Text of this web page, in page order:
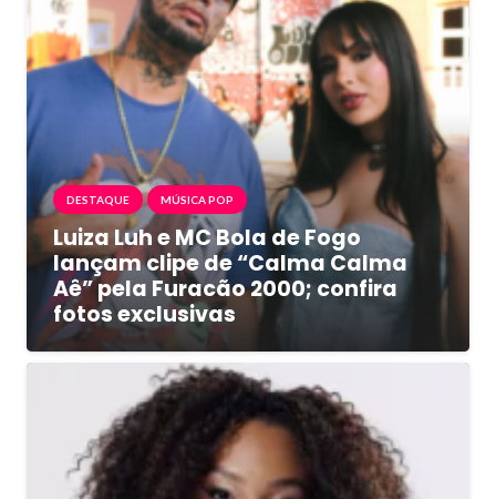
DESTAQUE MÚSICA POP
Luiza Luh e MC Bola de Fogo
lançam clipe de “Calma Calma
Aê” pela Furacão 2000; confira
fotos exclusivas